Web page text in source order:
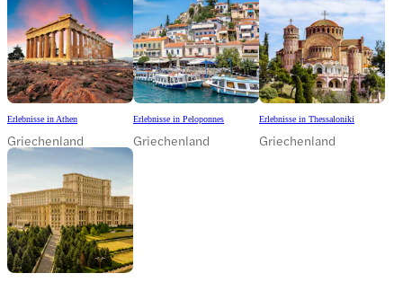
Erlebnisse in Athen
Griechenland
Erlebnisse in Peloponnes
Griechenland
Erlebnisse in Thessaloniki
Griechenland